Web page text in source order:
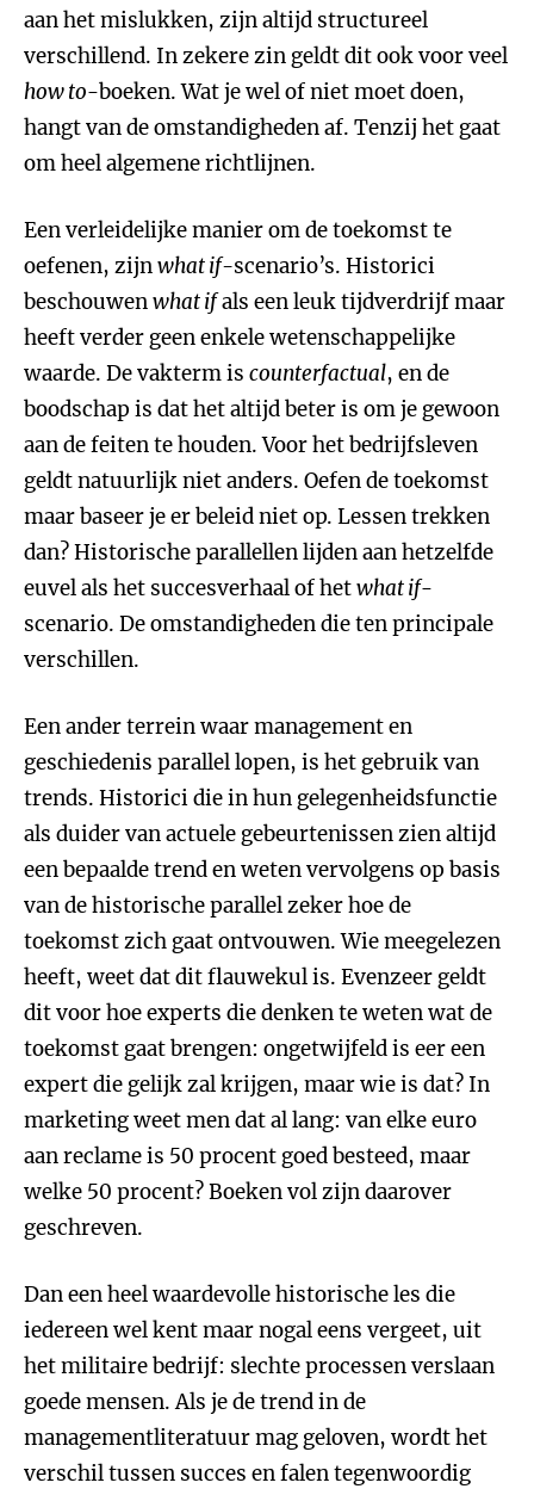
aan het mislukken, zijn altijd structureel
verschillend. In zekere zin geldt dit ook voor veel
how to-boeken. Wat je wel of niet moet doen,
hangt van de omstandigheden af. Tenzij het gaat
om heel algemene richtlijnen.
Een verleidelijke manier om de toekomst te
oefenen, zijnwhat if-scenario’s. Historici
beschouwenwhat ifals een leuk tijdverdrijf maar
heeft verder geen enkele wetenschappelijke
waarde. De vakterm is counterfactual, en de
boodschap is dat het altijd beter is om je gewoon
aan de feiten te houden. Voor het bedrijfsleven
geldt natuurlijk niet anders. Oefen de toekomst
maar baseer je er beleid niet op. Lessen trekken
dan? Historische parallellen lijden aan hetzelfde
euvel als het succesverhaal of hetwhat if-
scenario. De omstandigheden die ten principale
verschillen.
Een ander terrein waar management en
geschiedenis parallel lopen, is het gebruik van
trends. Historici die in hun gelegenheidsfunctie
als duider van actuele gebeurtenissen zien altijd
een bepaalde trend en weten vervolgens op basis
van de historische parallel zeker hoe de
toekomst zich gaat ontvouwen. Wie meegelezen
heeft, weet dat dit flauwekul is. Evenzeer geldt
dit voor hoe experts die denken te weten wat de
toekomst gaat brengen: ongetwijfeld is eer een
expert die gelijk zal krijgen, maar wie is dat? In
marketing weet men dat al lang: van elke euro
aan reclame is 50 procent goed besteed, maar
welke 50 procent? Boeken vol zijn daarover
geschreven.
Dan een heel waardevolle historische les die
iedereen wel kent maar nogal eens vergeet, uit
het militaire bedrijf: slechte processen verslaan
goede mensen. Als je de trend in de
managementliteratuur mag geloven, wordt het
verschil tussen succes en falen tegenwoordig